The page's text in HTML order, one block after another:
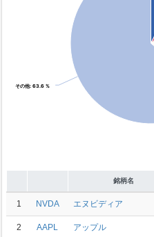
その他: 63.6 %
その他: 63.6 %
銘柄名
1 NVDA エヌビディア
2 AAPL アップル